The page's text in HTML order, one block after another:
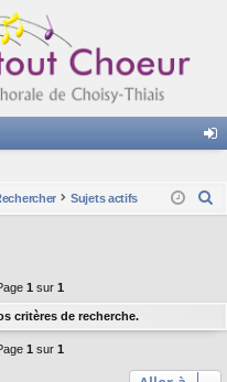
ne
Sujets actifs
1 sur 1
critères de recherche.
1 sur 1